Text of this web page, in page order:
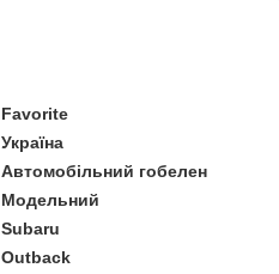
Favorite
Україна
Автомобільний гобелен
Модельний
Subaru
Outback